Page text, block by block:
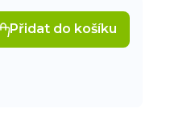
Přidat do košíku